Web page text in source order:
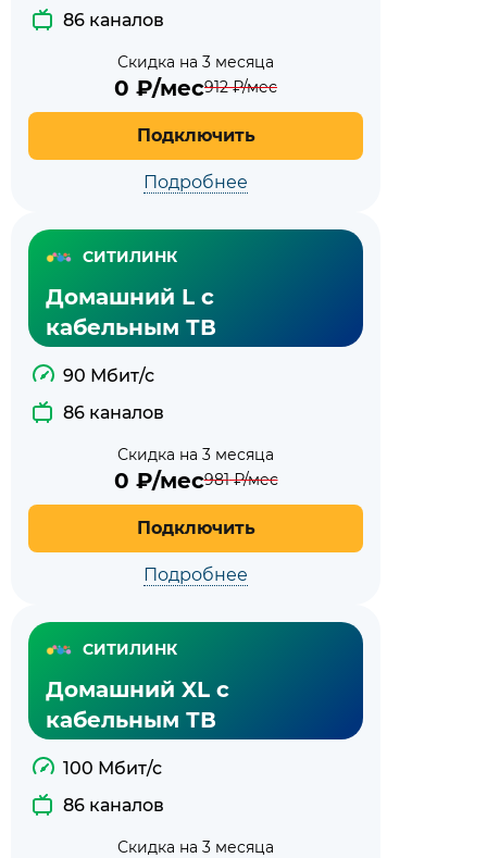
86 каналов
Скидка на 3 месяца
0 ₽/мес912₽/мес
Подключить
Подробнее
СИТИЛИНК
Домашний L с
кабельным ТВ
90 Мбит/с
86 каналов
Скидка на 3 месяца
0 ₽/мес981₽/мес
Подключить
Подробнее
СИТИЛИНК
Домашний XL с
кабельным ТВ
100 Мбит/с
86 каналов
Скидка на 3 месяца